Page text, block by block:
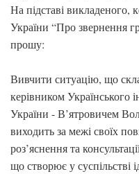
На підставі викладеного,
України “Про звернення
прошу:
Вивчити ситуацію, що
керівником Українського
України - В’ятровичем
виходить за межі своїх
роз’яснення та
що створює у суспільстві